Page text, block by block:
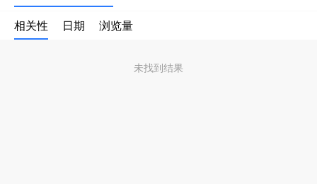
相关性 日期 浏览量
未找到结果